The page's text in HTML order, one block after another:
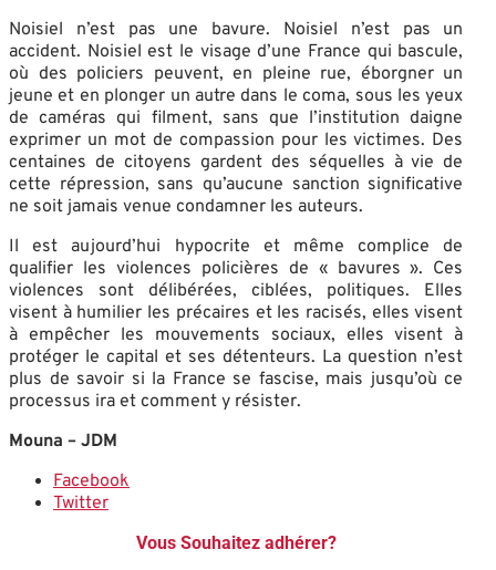
Noisiel n’est pas une bavure. Noisiel n’est pas un
accident. Noisiel est le visage d’une France qui bascule,
où des policiers peuvent, en pleine rue, éborgner un
jeune et en plonger un autre dans le coma, sous les yeux
de caméras qui filment, sans que l’institution daigne
exprimer un mot de compassion pour les victimes. Des
centaines de citoyens gardent des séquelles à vie de
cette répression, sans qu’aucune sanction significative
ne soit jamais venue condamner les auteurs.
Il est aujourd’hui hypocrite et même complice de
qualifier les violences policières de « bavures ». Ces
violences sont délibérées, ciblées, politiques. Elles
visent à humilier les précaires et les racisés, elles visent
à empêcher les mouvements sociaux, elles visent à
protéger le capital et ses détenteurs. La question n’est
plus de savoir si la France se fascise, mais jusqu’où ce
processus ira et comment y résister.
Mouna – JDM
Facebook
Twitter
Vous Souhaitez adhérer?